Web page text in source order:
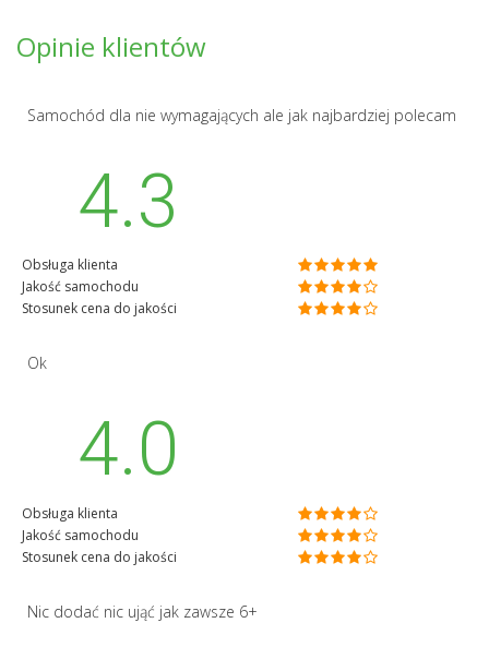
Opinie klientów
Samochód dla nie wymagających ale jak najbardziej polecam
4.3
Obsługa klienta
Jakość samochodu
Stosunek cena do jakości
Ok
4.0
Obsługa klienta
Jakość samochodu
Stosunek cena do jakości
Nic dodać nic ująć jak zawsze 6+